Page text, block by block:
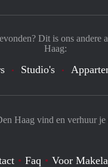
Haag vind en verhuur
Faq
Voor
Dit is ons andere
Haag:
Studio's